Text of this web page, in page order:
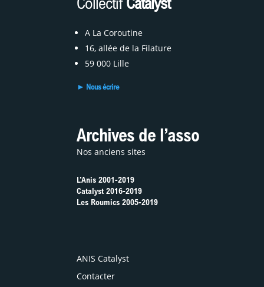
A La Coroutine
16, allée de la Filature
59 000 Lille
► Nous écrire
Archives de l’asso
Nos anciens sites
L’Anis 2001-2019
Catalyst 2016-2019
Les Roumics 2005-2019
ANIS Catalyst
Contacter